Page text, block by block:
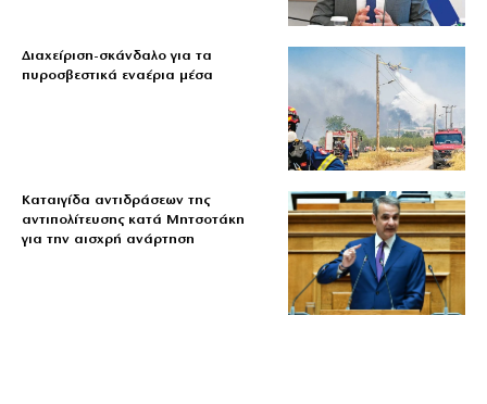
Διαχείριση-σκάνδαλο για τα
πυροσβεστικά εναέρια μέσα
Καταιγίδα αντιδράσεων της
αντιπολίτευσης κατά Μητσοτάκη
για την αισχρή ανάρτηση